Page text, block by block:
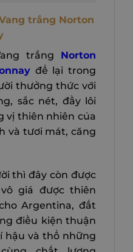
trắng Norton
trắng Norton
để lại trong
thưởng thức với
sắc nét, đầy lôi
vị thiên nhiên của
và tươi mát, căng
thì đây còn được
giá được thiên
Argentina, đất
điều kiện thuận
hậu và thổ những